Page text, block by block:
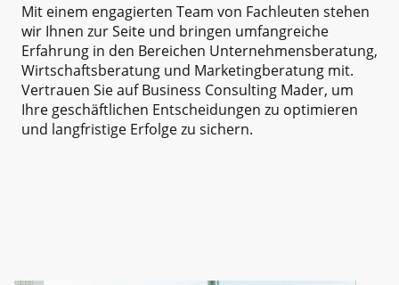
Mit einem engagierten Team von Fachleuten stehen
wir Ihnen zur Seite und bringen umfangreiche
Erfahrung in den Bereichen Unternehmensberatung,
Wirtschaftsberatung und Marketingberatung mit.
Vertrauen Sie auf Business Consulting Mader, um
Ihre geschäftlichen Entscheidungen zu optimieren
und langfristige Erfolge zu sichern.